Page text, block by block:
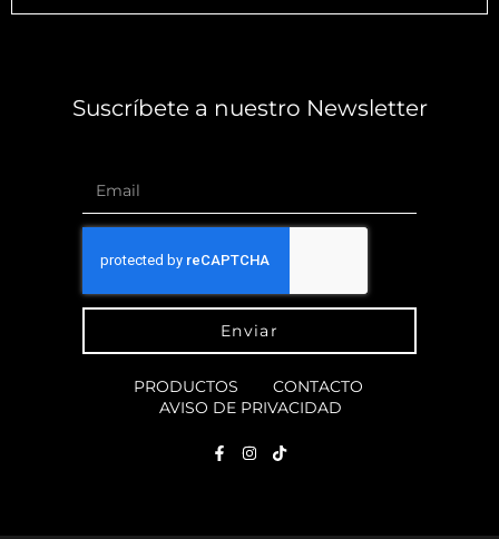
Suscríbete a nuestro Newsletter
Enviar
PRODUCTOS
CONTACTO
AVISO DE PRIVACIDAD